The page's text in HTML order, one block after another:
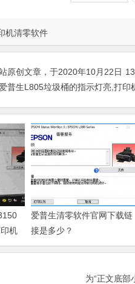
机清零软件
原创文章，于2020年10月22日
爱普生L805垃圾桶的指示灯亮,打
机
爱普生清零软件官网下载链
接是多少？
为“正文底部